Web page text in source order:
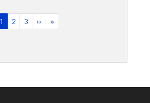
Page courante
1 Page
2 Page
3 Page suivante
›› Dernière page
»